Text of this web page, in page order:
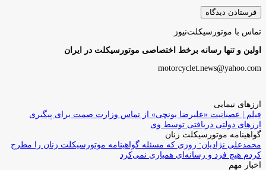
تماس با موتورسیکلت‌نیوز
اولین و تنها رسانه برخط اختصاصی موتورسیکلت در ایران
motorcyclet.news@yahoo.com
ارزهای نیمایی
فیلم | عصبانیت «علیرضا یونچی» از تماس وزارت صمت برای پیگیری
ارزهای دولتی دریافتی توسط وی
گواهینامه موتورسیکلت زنان
محمدعلی نژادیان: روزی که مسئله گواهینامه موتورسیکلت زنان را مطرح
کردم هیچ فرد و رسانه‌ای همیاری نمی‌کرد
اخبار مهم